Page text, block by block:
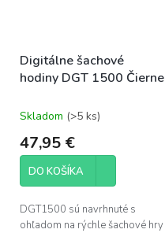
Digitálne šachové
hodiny DGT 1500 Čierne
Skladom (>5 ks)
47,95 €
DO KOŠÍKA
DGT1500 sú navrhnuté s
ohľadom na rýchle šachové hry